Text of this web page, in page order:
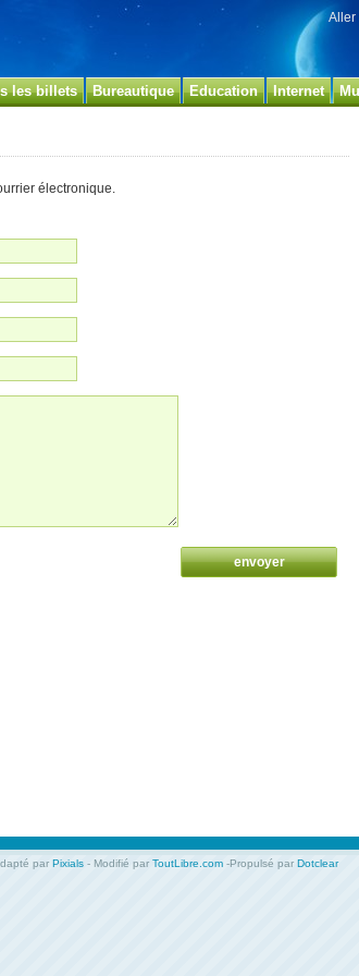
Aller
les billets Bureautique Education Internet
électronique.
par Pixials - Modifié par ToutLibre.com -Propulsé par Dotclear